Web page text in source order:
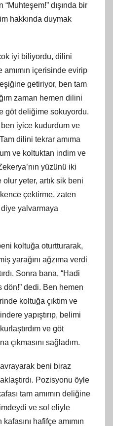
“Muhteşem!” dışında bir
hakkında duymak
iyi biliyordu, dilini
amımın içerisinde evirip
getiriyor, ben tam
zaman hemen dilini
göt deliğime sokuyordu.
iyice kudurdum ve
dilini tekrar amıma
ve koltuktan indim ve
yüzünü iki
yeter, artık sik beni
çektirme, zaten
diye yalvarmaya
koltuğa oturtturarak,
yarağını ağzıma verdi
Sonra bana, “Hadi
dedi. Ben hemen
koltuğa çıktım ve
yapıştırıp, belimi
ve göt
çıkmasını sağladım.
beni biraz
Pozisyonu öyle
tam amımın deliğine
ve sol eliyle
hafifçe amımın